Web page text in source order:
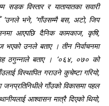
सडक विस्तार र यातायातका सवारी
भने, ‘गाँउसम्मै बस, अटो, जिप
आएपछि दैनिक कामकाज, कृषि,
भएको उनले बताए । तीन निर्वाचनमा
ठगुन्नाले बताए । ‘०६४, ०७० को
विस्थापित गराउने कुचेष्टा गरियो,
जनप्रतिनिधीले गाँउको विकासमा पहल
आश्वासन मात्रै दिएको थियो,